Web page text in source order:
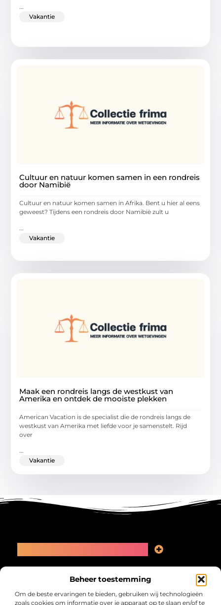
Beheer toestemming
Om de beste ervaringen te bieden, gebruiken wij technologieën
zoals cookies om informatie over je apparaat op te slaan en/of te
...
Vakantie
Cultuur en natuur komen samen in een rondreis
door Namibië
Cultuur en natuur komen samen in Afrika. Bent u hier al eens
geweest? Tijdens een rondreis door Namibië zult u
Vakantie
Maak een rondreis langs de westkust van
Amerika en ontdek de mooiste plekken
American Vacation is de specialist die de rondreis langs de
westkust van Amerika met liefde voor je samenstelt. Rijd
over
...
Vakantie